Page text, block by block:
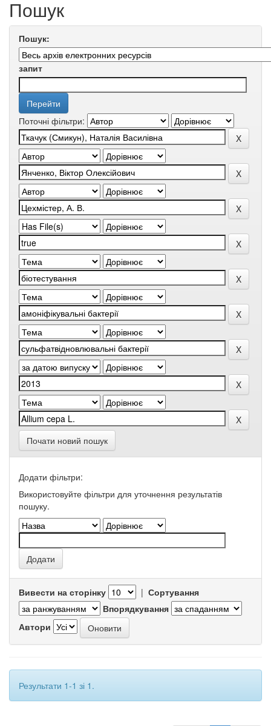
Пошук
Пошук:
запит
Поточні фільтри:
Почати новий пошук
Додати фільтри:
Використовуйте фільтри для уточнення результатів
пошуку.
Вивести на сторінку | Сортування
Впорядкування
Автори
Результати 1-1 зі 1.